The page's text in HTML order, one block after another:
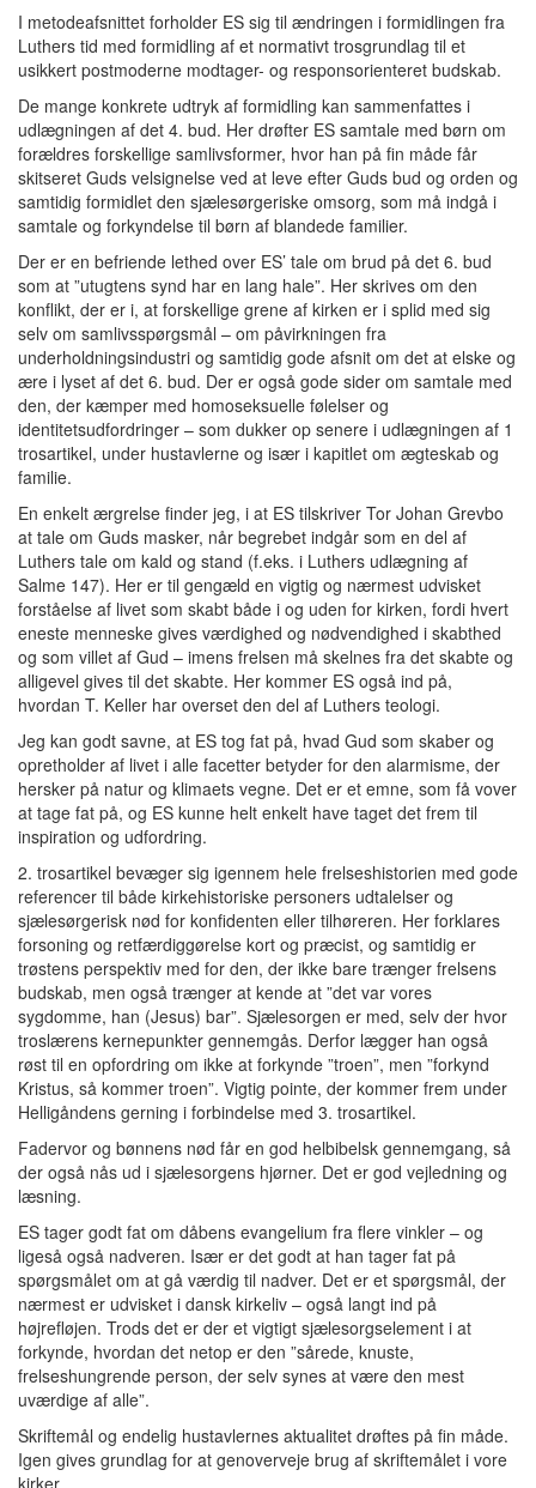
I metodeafsnittet forholder ES sig til ændringen i formidlingen fra
Luthers tid med formidling af et normativt trosgrundlag til et
usikkert postmoderne modtager- og responsorienteret budskab.
De mange konkrete udtryk af formidling kan sammenfattes i
udlægningen af det 4. bud. Her drøfter ES samtale med børn om
forældres forskellige samlivsformer, hvor han på fin måde får
skitseret Guds velsignelse ved at leve efter Guds bud og orden og
samtidig formidlet den sjælesørgeriske omsorg, som må indgå i
samtale og forkyndelse til børn af blandede familier.
Der er en befriende lethed over ES’ tale om brud på det 6. bud
som at ”utugtens synd har en lang hale”. Her skrives om den
konflikt, der er i, at forskellige grene af kirken er i splid med sig
selv om samlivsspørgsmål – om påvirkningen fra
underholdningsindustri og samtidig gode afsnit om det at elske og
ære i lyset af det 6. bud. Der er også gode sider om samtale med
den, der kæmper med homoseksuelle følelser og
identitetsudfordringer – som dukker op senere i udlægningen af 1
trosartikel, under hustavlerne og især i kapitlet om ægteskab og
familie.
En enkelt ærgrelse finder jeg, i at ES tilskriver Tor Johan Grevbo
at tale om Guds masker, når begrebet indgår som en del af
Luthers tale om kald og stand (f.eks. i Luthers udlægning af
Salme 147). Her er til gengæld en vigtig og nærmest udvisket
forståelse af livet som skabt både i og uden for kirken, fordi hvert
eneste menneske gives værdighed og nødvendighed i skabthed
og som villet af Gud – imens frelsen må skelnes fra det skabte og
alligevel gives til det skabte. Her kommer ES også ind på,
hvordan T. Keller har overset den del af Luthers teologi.
Jeg kan godt savne, at ES tog fat på, hvad Gud som skaber og
opretholder af livet i alle facetter betyder for den alarmisme, der
hersker på natur og klimaets vegne. Det er et emne, som få vover
at tage fat på, og ES kunne helt enkelt have taget det frem til
inspiration og udfordring.
2. trosartikel bevæger sig igennem hele frelseshistorien med gode
referencer til både kirkehistoriske personers udtalelser og
sjælesørgerisk nød for konfidenten eller tilhøreren. Her forklares
forsoning og retfærdiggørelse kort og præcist, og samtidig er
trøstens perspektiv med for den, der ikke bare trænger frelsens
budskab, men også trænger at kende at ”det var vores
sygdomme, han (Jesus) bar”. Sjælesorgen er med, selv der hvor
troslærens kernepunkter gennemgås. Derfor lægger han også
røst til en opfordring om ikke at forkynde ”troen”, men ”forkynd
Kristus, så kommer troen”. Vigtig pointe, der kommer frem under
Helligåndens gerning i forbindelse med 3. trosartikel.
Fadervor og bønnens nød får en god helbibelsk gennemgang, så
der også nås ud i sjælesorgens hjørner. Det er god vejledning og
læsning.
ES tager godt fat om dåbens evangelium fra flere vinkler – og
ligeså også nadveren. Især er det godt at han tager fat på
spørgsmålet om at gå værdig til nadver. Det er et spørgsmål, der
nærmest er udvisket i dansk kirkeliv – også langt ind på
højrefløjen. Trods det er der et vigtigt sjælesorgselement i at
forkynde, hvordan det netop er den ”sårede, knuste,
frelseshungrende person, der selv synes at være den mest
uværdige af alle”.
Skriftemål og endelig hustavlernes aktualitet drøftes på fin måde.
Igen gives grundlag for at genoverveje brug af skriftemålet i vore